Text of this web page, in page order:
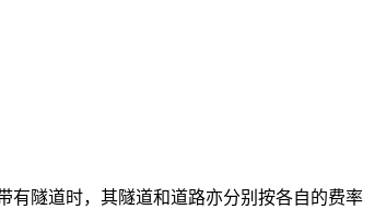
有隧道时，其隧道和道路亦分别按各自的费率